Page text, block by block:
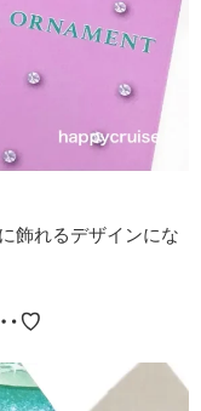
飾れるデザインにな
‥♡